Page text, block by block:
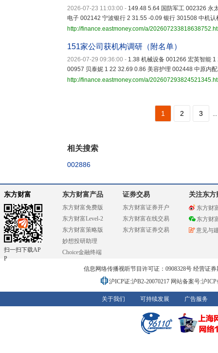
2026-07-23 11:03:00 - 149.48 5.64 国防军工 002326 永
电子 002142 宁波银行 2 31.55 -0.09 银行 301508 中机
http://finance.eastmoney.com/a/
151家公司获机构调研（附名单）
2026-07-29 09:36:00 - 1.38 机械设备 001266 宏英智能
00957 贝泰妮 1 22 32.69 0.86 美容护理 002448 中原内
http://finance.eastmoney.com/a/
1 2 3 ...
相关搜索
002886
东方财富
扫一扫下载AP
P
东方财富产品
东方财富免费版
东方财富Level-2
东方财富策略版
妙想投研助理
Choice金融终端
证券交易
东方财富证券开户
东方财富在线交易
东方财富证券交易
关注东方
东方财
东方财
意见与
信息网络传播视听节目许可证：0908328号 经营证
沪ICP证:沪B2-20070217 网站备案号:沪
关于我们 可持续发展 广告服务